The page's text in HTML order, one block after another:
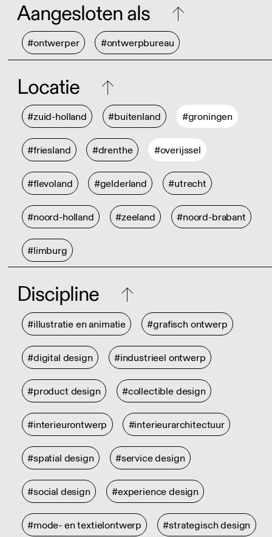
Aangesloten als
#ontwerper #ontwerpbureau
Locatie
#zuid-holland #buitenland #groningen
#friesland #drenthe #overijssel
#flevoland #gelderland #utrecht
#noord-holland #zeeland #noord-brabant
#limburg
Discipline
#illustratie en animatie #grafisch ontwerp
#digital design #industrieel ontwerp
#product design #collectible design
#interieurontwerp #interieurarchitectuur
#spatial design #service design
#social design #experience design
#mode- en textielontwerp #strategisch design